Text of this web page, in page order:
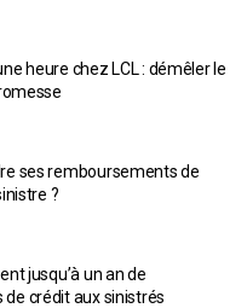
heure chez LCL : démêler le
ses remboursements de
?
jusqu’à un an de
crédit aux sinistrés